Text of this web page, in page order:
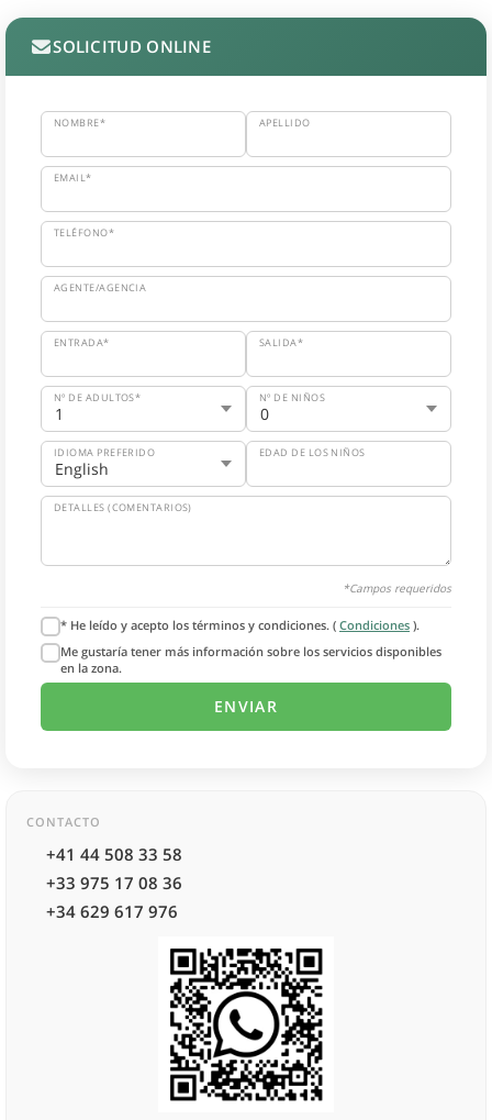
SOLICITUD ONLINE
NOMBRE* APELLIDO
EMAIL*
TELÉFONO*
AGENTE/AGENCIA
ENTRADA* SALIDA*
Nº DE ADULTOS* Nº DE NIÑOS
IDIOMA PREFERIDO EDAD DE LOS NIÑOS
DETALLES (COMENTARIOS)
*Campos requeridos
* He leído y acepto los términos y condiciones. ( Condiciones ).
Me gustaría tener más información sobre los servicios disponibles
en la zona.
CONTACTO
+41 44 508 33 58
+33 975 17 08 36
+34 629 617 976